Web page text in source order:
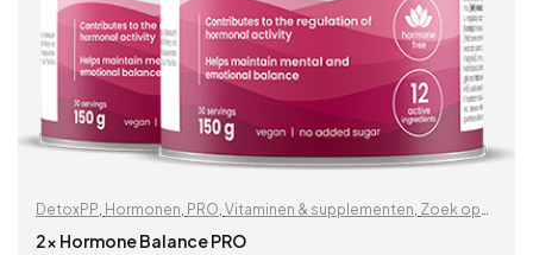
DetoxPP Hormonen PRO Vitaminen & supplementen Zoek op
problemen
2x Hormone Balance PRO